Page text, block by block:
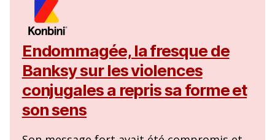
Endommagée, la fresque de
Banksy sur les violences
conjugales a repris sa forme et
son sens